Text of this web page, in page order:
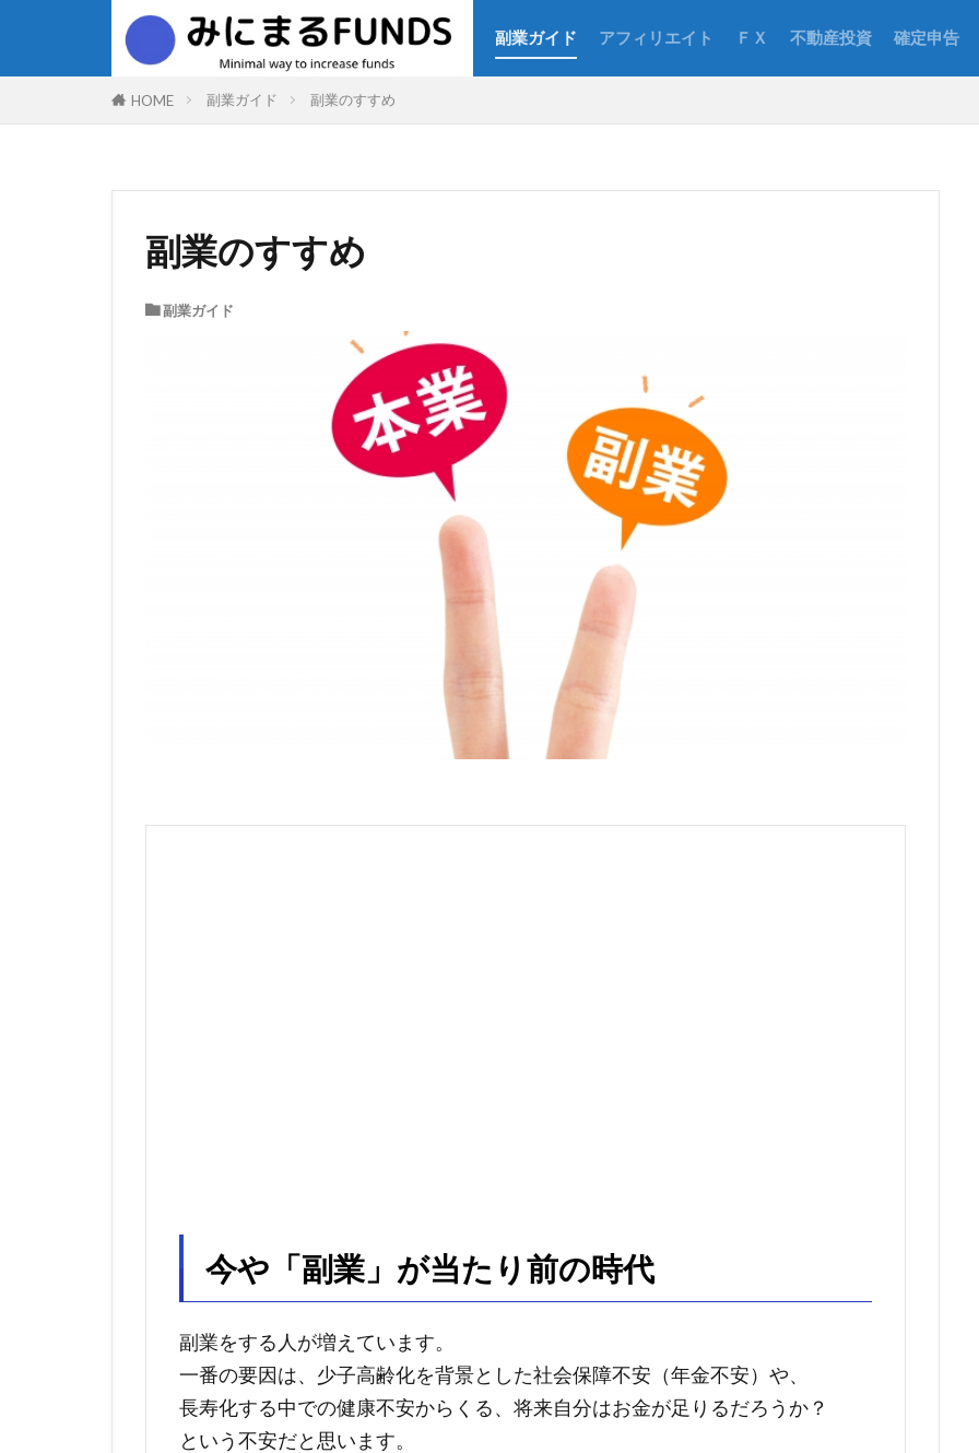
副業ガイド アフィリエイト ＦＸ 不動産投資 確定申告
HOME 副業ガイド 副業のすすめ
副業のすすめ
副業ガイド
今や「副業」が当たり前の時代
副業をする人が増えています。
一番の要因は、少子高齢化を背景とした社会保障不安（年金不安）や、
長寿化する中での健康不安からくる、将来自分はお金が足りるだろうか？
という不安だと思います。